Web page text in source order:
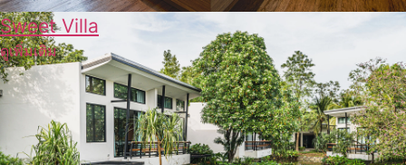
Sweet Villa
ดูเพิ่มเติม